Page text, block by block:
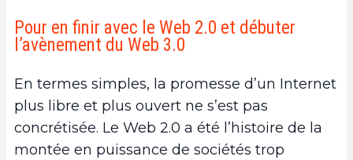
Pour en finir avec le Web 2.0 et débuter
l’avènement du Web 3.0
En termes simples, la promesse d’un Internet
plus libre et plus ouvert ne s’est pas
concrétisée. Le Web 2.0 a été l’histoire de la
montée en puissance de sociétés trop